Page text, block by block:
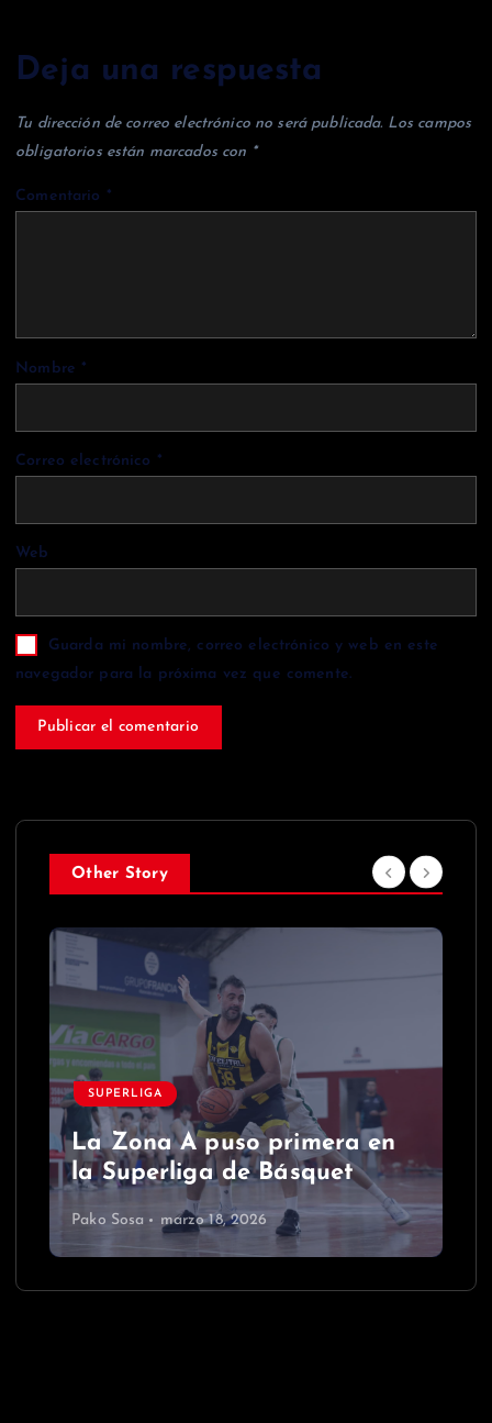
Deja una respuesta
Tu dirección de correo electrónico no será publicada. Los campos
obligatorios están marcados con *
Comentario *
Nombre *
Correo electrónico *
Web
Guarda mi nombre, correo electrónico y web en este
navegador para la próxima vez que comente.
Other Story
SUPERLIGA
La Zona A puso primera en
la Superliga de Básquet
Pako Sosa marzo 18, 2026